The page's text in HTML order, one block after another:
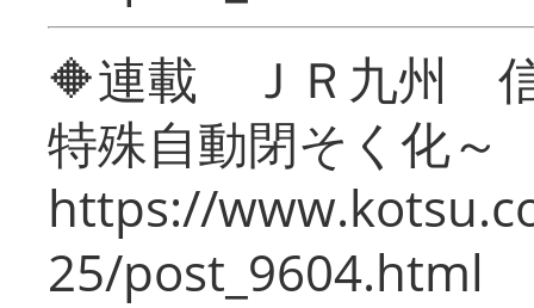
🔶連載 ＪＲ九州 信
特殊自動閉そく化～
https://
25/post_9604.html